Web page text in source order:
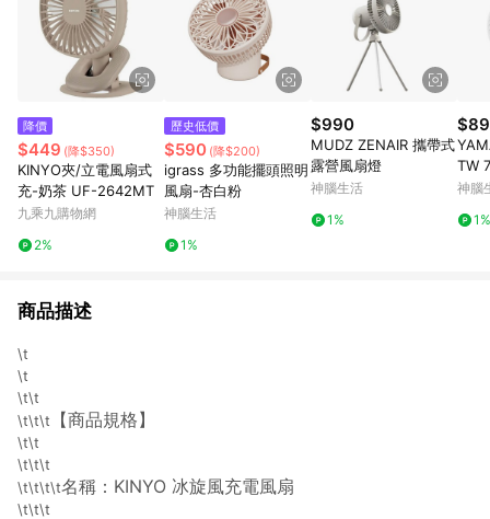
降價
$449 (降$350)
KINYO夾/立電風扇式
充-奶茶 UF-2642MT
九乘九購物網
2%
歷史低價
$590 (降$200)
igrass 多功能擺頭照明
風扇-杏白粉
神腦生活
1%
$990
MUDZ ZENAIR 攜帶式
露營風扇燈
神腦生活
1%
TW
神腦
1%
商品描述
\t
\t
\t\t
\t\t\t
【商品規格】
\t\t
\t\t\t
\t\t\t\t名稱：KINYO 冰旋風充電風扇
\t\t\t